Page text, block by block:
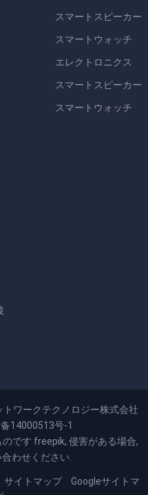
スマートスピーカー
スマートウォッチ
エレクトロニクス
スマートスピーカー
スマートウォッチ
ワークテクノロジー株式会社
14000513号-1
です freepik, 侵害がある場合,
わせください.
サイトマップ
Googleサイトマ